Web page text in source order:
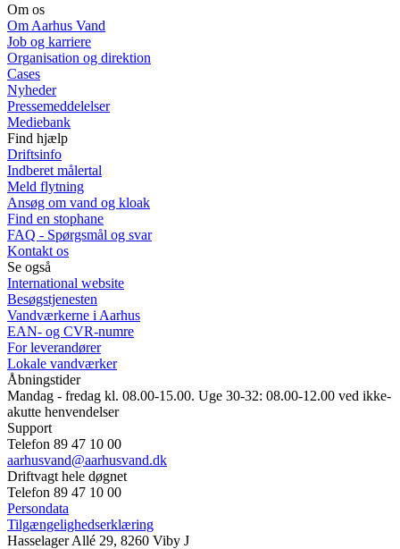
Om os
Om Aarhus Vand
Job og karriere
Organisation og direktion
Cases
Nyheder
Pressemeddelelser
Mediebank
Find hjælp
Driftsinfo
Indberet målertal
Meld flytning
Ansøg om vand og kloak
Find en stophane
FAQ - Spørgsmål og svar
Kontakt os
Se også
International website
Besøgstjenesten
Vandværkerne i Aarhus
EAN- og CVR-numre
For leverandører
Lokale vandværker
Åbningstider
Mandag - fredag kl. 08.00-15.00. Uge 30-32: 08.00-12.00 ved ikke-
akutte henvendelser
Support
Telefon 89 47 10 00
aarhusvand@aarhusvand.dk
Driftvagt hele døgnet
Telefon 89 47 10 00
Persondata
Tilgængelighedserklæring
Hasselager Allé 29, 8260 Viby J